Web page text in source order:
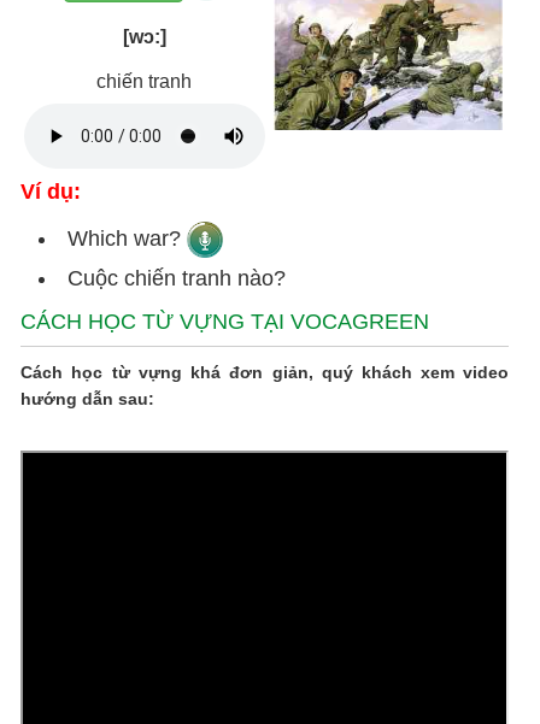
[wɔ:]
chiến tranh
Ví dụ:
Which war?
Cuộc chiến tranh nào?
CÁCH HỌC TỪ VỰNG TẠI VOCAGREEN
Cách học từ vựng khá đơn giản, quý khách xem video
hướng dẫn sau: